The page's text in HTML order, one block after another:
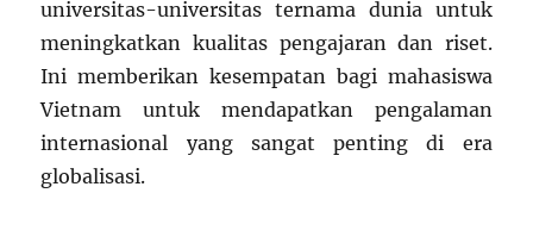
universitas-universitas ternama dunia untuk
meningkatkan kualitas pengajaran dan riset.
Ini memberikan kesempatan bagi mahasiswa
Vietnam untuk mendapatkan pengalaman
internasional yang sangat penting di era
globalisasi.